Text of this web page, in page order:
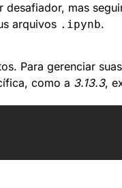
desafiador, mas
arquivos .ipynb.
Para gerenciar
como a 3.13.3,